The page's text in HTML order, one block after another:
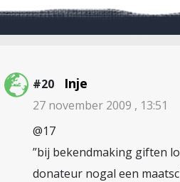
#20 Inje
27 november 2009 , 13:51
@17
”bij bekendmaking giften
donateur nogal een